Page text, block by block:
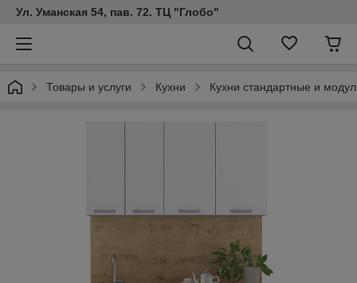
Ул. Уманская 54, пав. 72. ТЦ "Глобо"
Товары и услуги Кухни Кухни стандартные и